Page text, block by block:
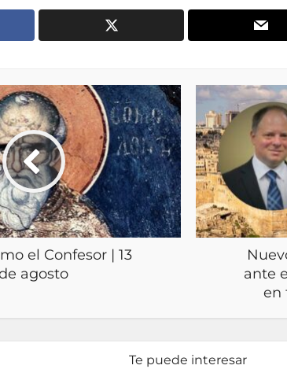
el Confesor | 13
agosto
ante
en
Te puede interesar